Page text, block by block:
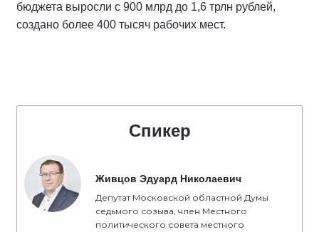
бюджета выросли с 900 млрд до 1,6 трлн рублей,
создано более 400 тысяч рабочих мест.
Спикер
Живцов Эдуард Николаевич
Депутат Московской областной Думы
седьмого созыва, член Местного
политического совета местного